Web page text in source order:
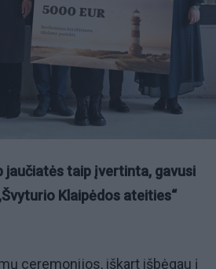
jaučiatės taip įvertinta, gavusi
Klaipėdos ateities“
ceremonijos, iškart išbėgau į